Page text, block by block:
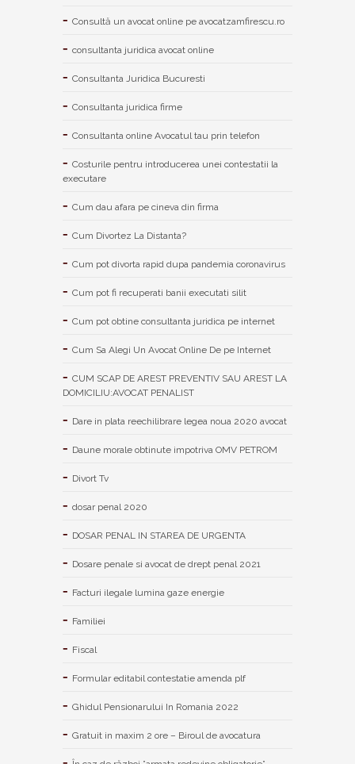
Consultă un avocat online pe avocatzamfirescu.ro
consultanta juridica avocat online
Consultanta Juridica Bucuresti
Consultanta juridica firme
Consultanta online Avocatul tau prin telefon
Costurile pentru introducerea unei contestatii la
executare
Cum dau afara pe cineva din firma
Cum Divortez La Distanta?
Cum pot divorta rapid dupa pandemia coronavirus
Cum pot fi recuperati banii executati silit
Cum pot obtine consultanta juridica pe internet
Cum Sa Alegi Un Avocat Online De pe Internet
CUM SCAP DE AREST PREVENTIV SAU AREST LA
DOMICILIU:AVOCAT PENALIST
Dare in plata reechilibrare legea noua 2020 avocat
Daune morale obtinute impotriva OMV PETROM
Divort Tv
dosar penal 2020
DOSAR PENAL IN STAREA DE URGENTA
Dosare penale si avocat de drept penal 2021
Facturi ilegale lumina gaze energie
Familiei
Fiscal
Formular editabil contestatie amenda plf
Ghidul Pensionarului In Romania 2022
Gratuit in maxim 2 ore – Biroul de avocatura